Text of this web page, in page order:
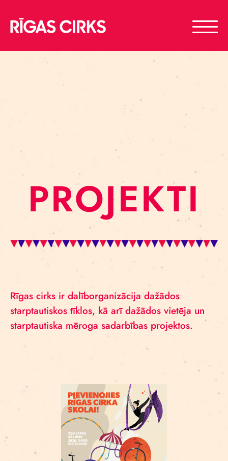
PROJEKTI
Rīgas cirks ir dalīborganizācija dažādos
starptautiskos tīklos, kā arī dažādos vietēja un
starptautiska mēroga sadarbības projektos.